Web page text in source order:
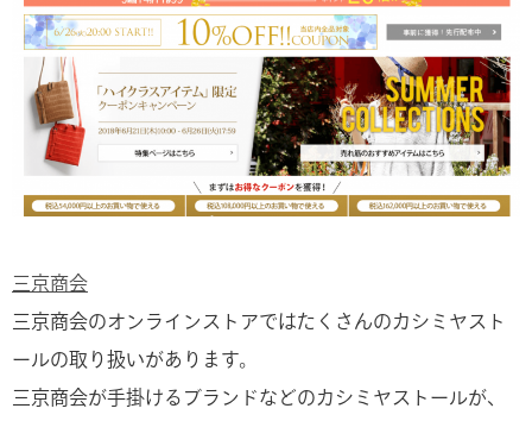
三京商会
三京商会のオンラインストアではたくさんのカシミヤスト
ールの取り扱いがあります。
三京商会が手掛けるブランドなどのカシミヤストールが、